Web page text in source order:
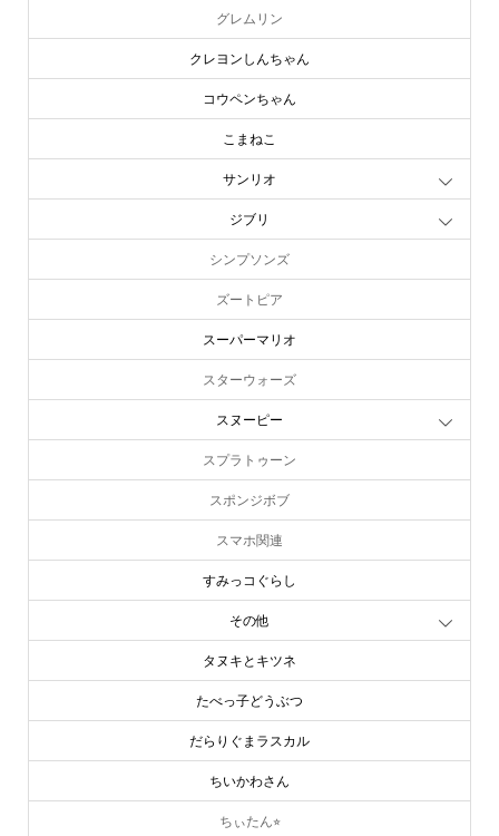
グレムリン
クレヨンしんちゃん
コウペンちゃん
こまねこ
サンリオ
ジブリ
シンプソンズ
ズートピア
スーパーマリオ
スターウォーズ
スヌーピー
スプラトゥーン
スポンジボブ
スマホ関連
すみっコぐらし
その他
タヌキとキツネ
たべっ子どうぶつ
だらりぐまラスカル
ちいかわさん
ちぃたん⭐︎